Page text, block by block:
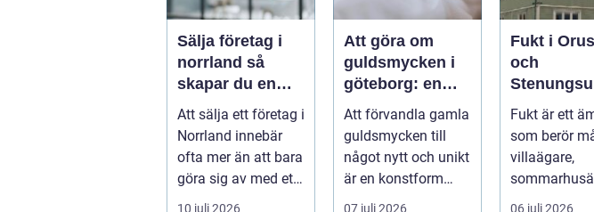
Sälja företag i
norrland så
skapar du en
trygg affär från
start till mål
Att sälja ett företag i
Norrland innebär
ofta mer än att bara
göra sig av med ett
bolag. För många
10 juli 2026
Att göra om
guldsmycken i
göteborg: en
konst att förnya
det gamla
Att förvandla gamla
guldsmycken till
något nytt och unikt
är en konstform
som kombinerar
07 juli 2026
Fukt i
och
hus: Så
upptäcker
åtgärdar du
problemet
Fukt är ett
som berör
villaägare,
och bosta...
06 juli 2026